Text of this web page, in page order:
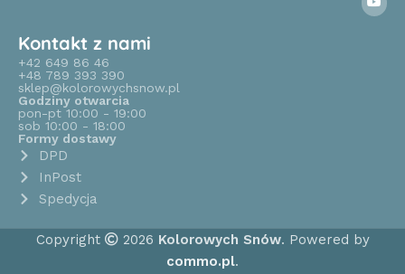
Kontakt z nami
+42 649 86 46
+48 789 393 390
sklep@kolorowychsnow.pl
Godziny otwarcia
pon-pt 10:00 - 19:00
sob 10:00 - 18:00
Formy dostawy
DPD
InPost
Spedycja
Copyright 2026 Kolorowych Snów. Powered by
commo.pl.